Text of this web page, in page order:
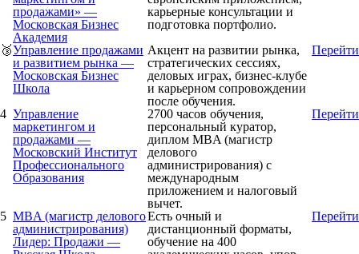
продажами» —
Московская Бизнес
Академия
карьерные консультации и
подготовка портфолио.
🥉Управление продажами
и развитием рынка —
Московская Бизнес
Школа
Акцент на развитии рынка,
стратегических сессиях,
деловых играх, бизнес-клубе
и карьерном сопровождении
после обучения.
Перейти
4 Управление
маркетингом и
продажами —
Московский Институт
Профессионального
Образования
2700 часов обучения,
персональный куратор,
диплом MBA (магистр
делового
администрирования) с
международным
приложением и налоговый
вычет.
Перейти
5 MBA (магистр делового
администрирования)
Лидер: Продажи —
Есть очный и
дистанционный форматы,
обучение на 400
Перейти